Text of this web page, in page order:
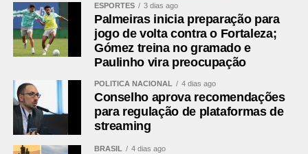
ESPORTES 3 dias ago
Palmeiras inicia preparação para
jogo de volta contra o Fortaleza;
Gómez treina no gramado e
Paulinho vira preocupação
POLÍTICA NACIONAL 4 dias ago
Conselho aprova recomendações
para regulação de plataformas de
streaming
BRASIL 4 dias ago